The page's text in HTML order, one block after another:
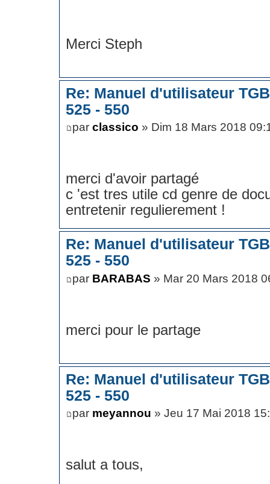
Merci Steph
Re: Manuel d'utilisateur
525 - 550
par classico » Dim 18 Mars 2018
merci d'avoir partagé
c 'est tres utile cd genre de
entretenir regulierement !
Re: Manuel d'utilisateur
525 - 550
par BARABAS » Mar 20 Mars 2018
merci pour le partage
Re: Manuel d'utilisateur
525 - 550
par meyannou » Jeu 17 Mai 2018
salut a tous,